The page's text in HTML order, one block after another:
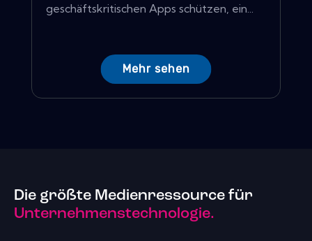
geschäftskritischen Apps schützen, ein...
Mehr sehen
Die größte Medienressource für
Unternehmenstechnologie.